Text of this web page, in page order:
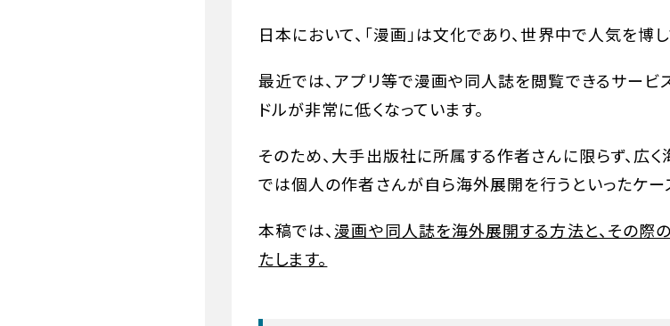
日本において、「漫画」は文化であり、世界中で人気を博
最近では、アプリ等で漫画や同人誌を閲覧できるサービ
ドルが非常に低くなっています。
そのため、大手出版社に所属する作者さんに限らず、広
では個人の作者さんが自ら海外展開を行うといったケー
本稿では、 漫画や同人誌を海外展開する方法と、その際
たします。